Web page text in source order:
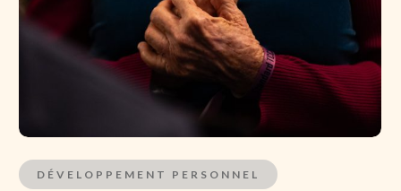
DÉVELOPPEMENT PERSONNEL